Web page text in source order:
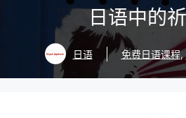
日语中的
日语 免费日语课程,